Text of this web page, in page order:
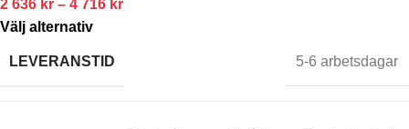
2 636 kr – 4 716 kr
Välj alternativ
LEVERANSTID 5-6 arbetsdagar